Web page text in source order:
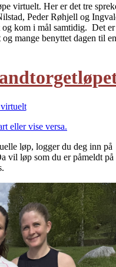
virtuelt. Her er det tre
Peder Røhjell og
kom i mål samtidig. Det er
mange benyttet dagen til en
eller vise versa.
løp, logger du deg inn på
vil løp som du er påmeldt på